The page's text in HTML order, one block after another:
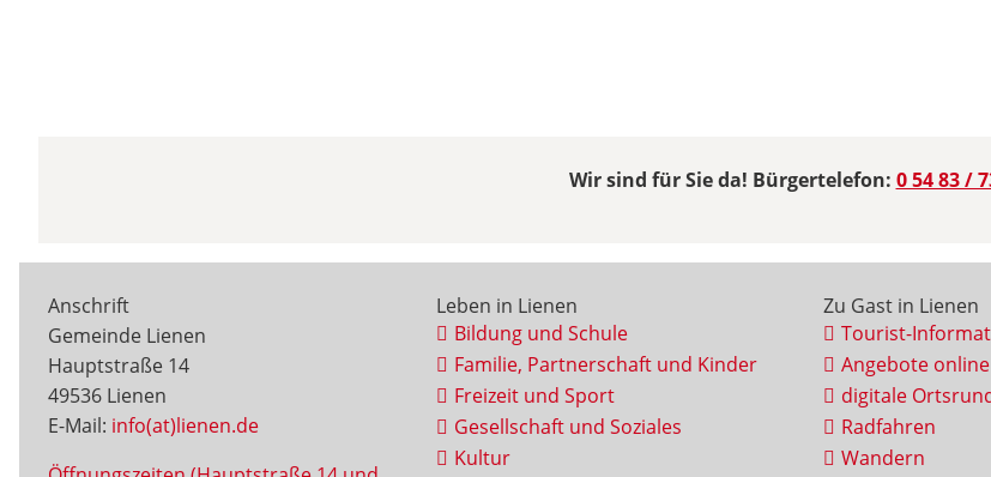
Wir sind für Sie da! Bürgertelefon: 0 54 83 /
Anschrift
Gemeinde Lienen
Hauptstraße 14
49536 Lienen
E-Mail: info(at)lienen.de
Leben in Lienen
Bildung und Schule
Familie, Partnerschaft und Kinder
Freizeit und Sport
Gesellschaft und Soziales
Kultur
Zu Gast in Lienen
Tourist-
Angebote
digitale
Radfahren
Wandern